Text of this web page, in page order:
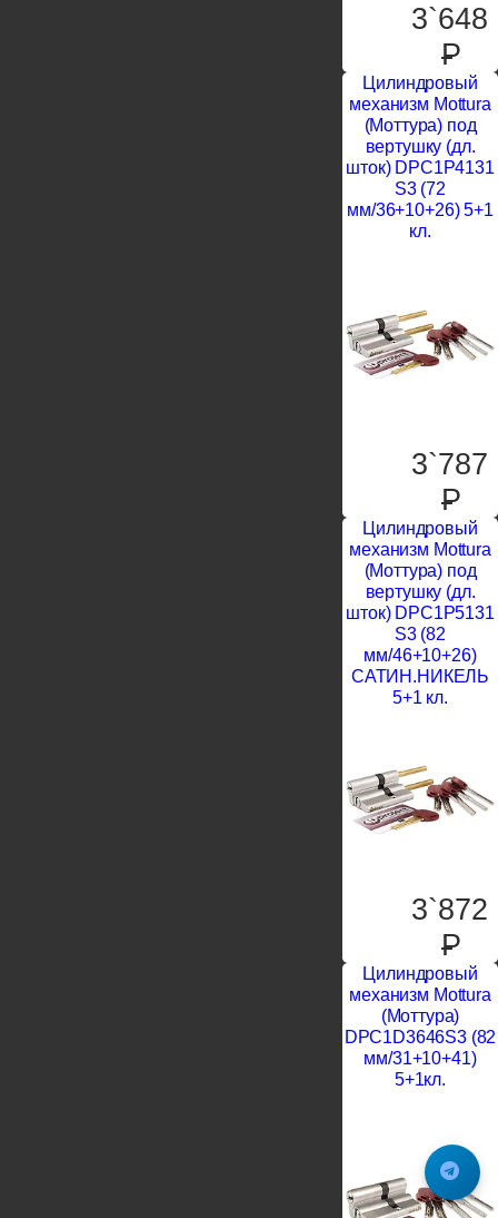
3`648
P
Цилиндровый
механизм Mottura
(Моттура) под
вертушку (дл.
шток) DPC1P4131
S3 (72
мм/36+10+26) 5+1
кл.
3`787
P
Цилиндровый
механизм Mottura
(Моттура) под
вертушку (дл.
шток) DPC1P5131
S3 (82
мм/46+10+26)
САТИН.НИКЕЛЬ
5+1 кл.
3`872
P
Цилиндровый
механизм Mottura
(Моттура)
DPC1D3646S3 (82
мм/31+10+41)
5+1кл.